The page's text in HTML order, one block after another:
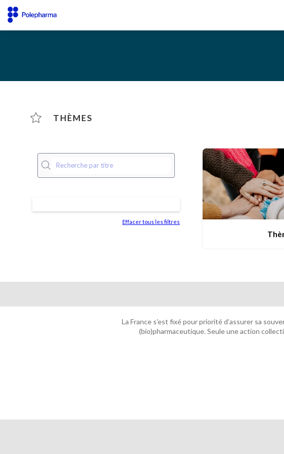
THÈMES
Effacer tous les filtres
La France s’est fixé pour priorité d’assurer sa
(bio)pharmaceutique. Seule une action